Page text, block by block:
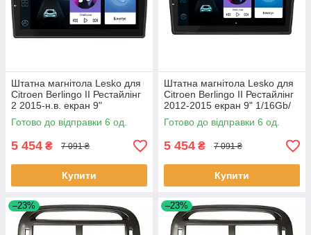
Штатна магнітола Lesko для
Citroen Berlingo II Рестайлінг
2 2015-н.в. екран 9"
1/16Gb/Wi-Fi GPS Optima 6шт
Готово до відправки 6 од.
5 454 ₴ 7 091 ₴
Купити
Штатна магнітола Lesko для
Citroen Berlingo II Рестайлінг
2012-2015 екран 9" 1/16Gb/
Wi-Fi GPS Optima 6шт
Готово до відправки 6 од.
5 454 ₴ 7 091 ₴
Купити
–23% –23%